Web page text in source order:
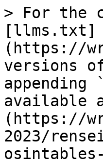
> For the
[llms.txt]
(https://
versions
available
(https://
2023/